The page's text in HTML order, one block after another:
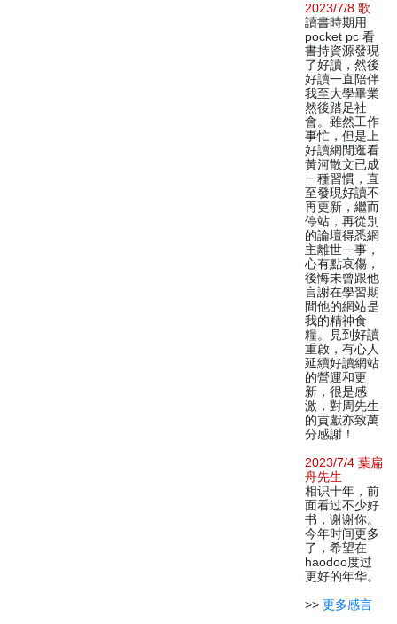
2023/7/8 歌
讀書時期用
pocket pc 看
書持資源發現
了好讀，然後
好讀一直陪伴
我至大學畢業
然後踏足社
會。雖然工作
事忙，但是上
好讀網閒逛看
黃河散文已成
一種習慣，直
至發現好讀不
再更新，繼而
停站，再從別
的論壇得悉網
主離世一事，
心有點哀傷，
後悔未曾跟他
言謝在學習期
間他的網站是
我的精神食
糧。見到好讀
重啟，有心人
延續好讀網站
的營運和更
新，很是感
激，對周先生
的貢獻亦致萬
分感謝！
2023/7/4 葉扁
舟先生
相识十年，前
面看过不少好
书，谢谢你。
今年时间更多
了，希望在
haodoo度过
更好的年华。
>> 更多感言